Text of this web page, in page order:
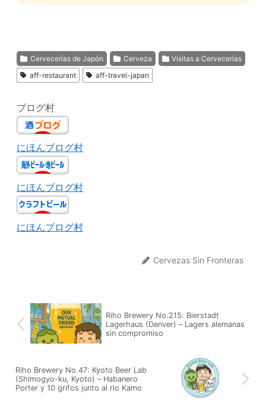
Cervecerías de Japón Cerveza
Visitas a Cervecerías
aff-restaurant
aff-travel-japan
ブログ村
にほんブログ村
にほんブログ村
にほんブログ村
Cervezas Sin Fronteras
Riho Brewery No.215: Bierstadt
Lagerhaus (Denver) – Lagers alemanas
sin compromiso
Riho Brewery No.47: Kyoto Beer Lab
(Shimogyo-ku, Kyoto) – Habanero
Porter y 10 grifos junto al rio Kamo